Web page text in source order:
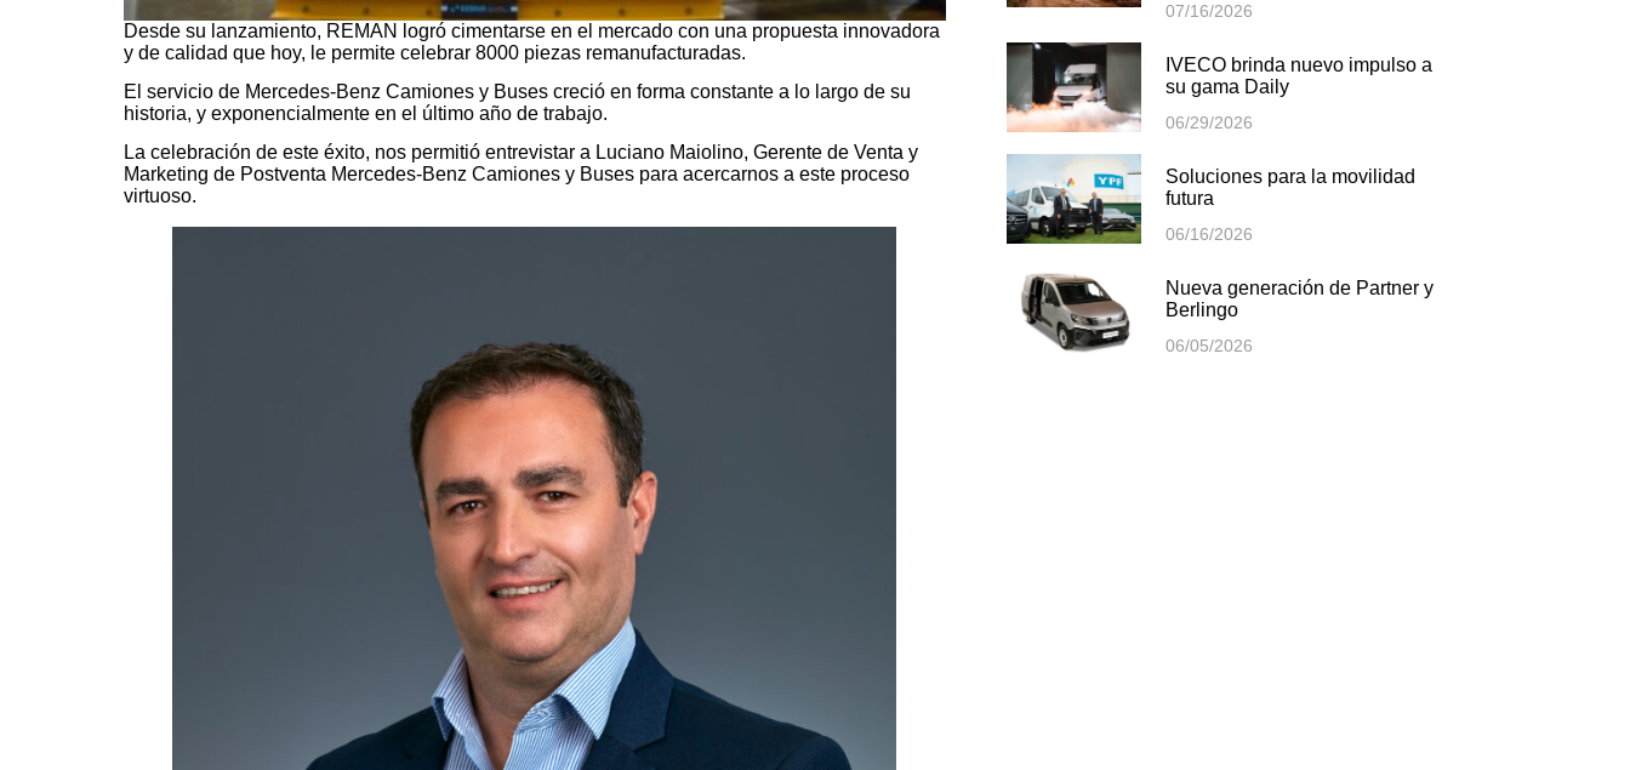
Desde su lanzamiento, REMAN logró cimentarse en el mercado con una propuesta innovadora
y de calidad que hoy, le permite celebrar 8000 piezas remanufacturadas.
El servicio de Mercedes-Benz Camiones y Buses creció en forma constante a lo largo de su
historia, y exponencialmente en el último año de trabajo.
La celebración de este éxito, nos permitió entrevistar a Luciano Maiolino, Gerente de Venta y
Marketing de Postventa Mercedes-Benz Camiones y Buses para acercarnos a este proceso
virtuoso.
07/16/2026
IVECO brinda nuevo impulso a
su gama Daily
06/29/2026
Soluciones para la movilidad
futura
06/16/2026
Nueva generación de Partner y
Berlingo
06/05/2026